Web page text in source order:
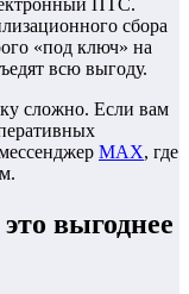
ПТС.
сбора
«под ключ» на
всю выгоду.
сложно. Если вам
MAX, где
выгоднее